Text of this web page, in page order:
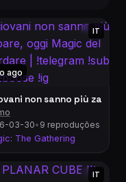
of? | !coolstuff
ago
IT
non sanno più
03-30• 9 reproduções
The Gathering
IT